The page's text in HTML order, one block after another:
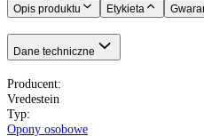
B
Nie
Holandia
Nie starsze niż 20 miesięcy